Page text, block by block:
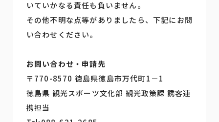
いていかなる責任も負いません。
その他不明な点等がありましたら、下記にお問
い合わせください。
お問い合わせ・申請先
〒770-8570 徳島県徳島市万代町1－1
徳島県 観光スポーツ文化部 観光政策課 誘客連
携担当